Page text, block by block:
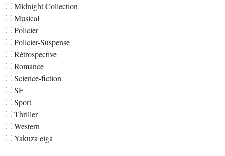
Midnight Collection
Musical
Policier
Policier-Suspense
Rétrospective
Romance
Science-fiction
SF
Sport
Thriller
Western
Yakuza eiga